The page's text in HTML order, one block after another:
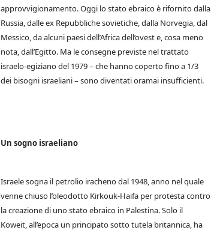
approvvigionamento. Oggi lo stato ebraico è rifornito dalla
Russia, dalle ex Repubbliche sovietiche, dalla Norvegia, dal
Messico, da alcuni paesi dell’Africa dell’ovest e, cosa meno
nota, dall’Egitto. Ma le consegne previste nel trattato
israelo-egiziano del 1979 – che hanno coperto fino a 1/3
dei bisogni israeliani – sono diventati oramai insufficienti.
Un sogno israeliano
Israele sogna il petrolio iracheno dal 1948, anno nel quale
venne chiuso l’oleodotto Kirkouk-Haifa per protesta contro
la creazione di uno stato ebraico in Palestina. Solo il
Koweit, all’epoca un principato sotto tutela britannica, ha